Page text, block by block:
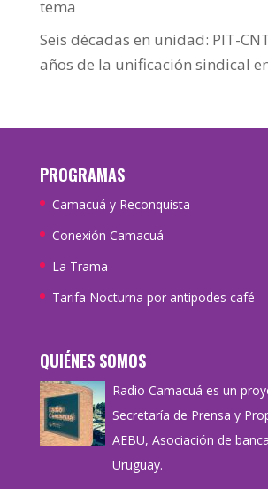
tema
Seis décadas en unidad: PIT-
años de la unificación sindical
PROGRAMAS
Camacuá y Reconquista
Conexión Camacuá
La Trama
Tarifa Nocturna por antipodes café
QUIÉNES SOMOS
Radio Camacuá es un
Secretaría de Prensa y
AEBU, Asociación de
Uruguay.